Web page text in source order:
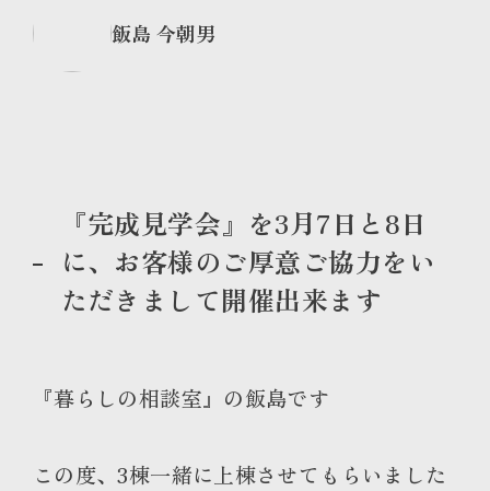
飯島 今朝男
『完成見学会』を3月7日と8日
に、お客様のご厚意ご協力をい
ただきまして開催出来ます
『暮らしの相談室』の飯島です
この度、3棟一緒に上棟させてもらいました